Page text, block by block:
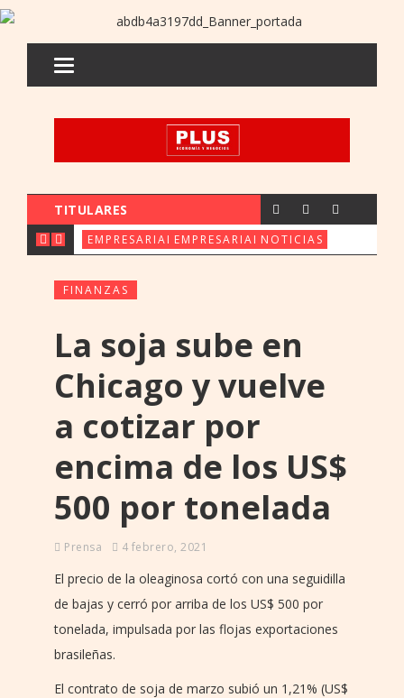
TITULARES
EMPRESARIALES CX & INNOVATION CONGRESS
EMPRESARIALES FERIA ORE: UENO
NOTICIAS
FINANZAS
La soja sube en
Chicago y vuelve
a cotizar por
encima de los US$
500 por tonelada
Prensa 4 febrero, 2021
El precio de la oleaginosa cortó con una seguidilla
de bajas y cerró por arriba de los US$ 500 por
tonelada, impulsada por las flojas exportaciones
brasileñas.
El contrato de soja de marzo subió un 1,21% (US$